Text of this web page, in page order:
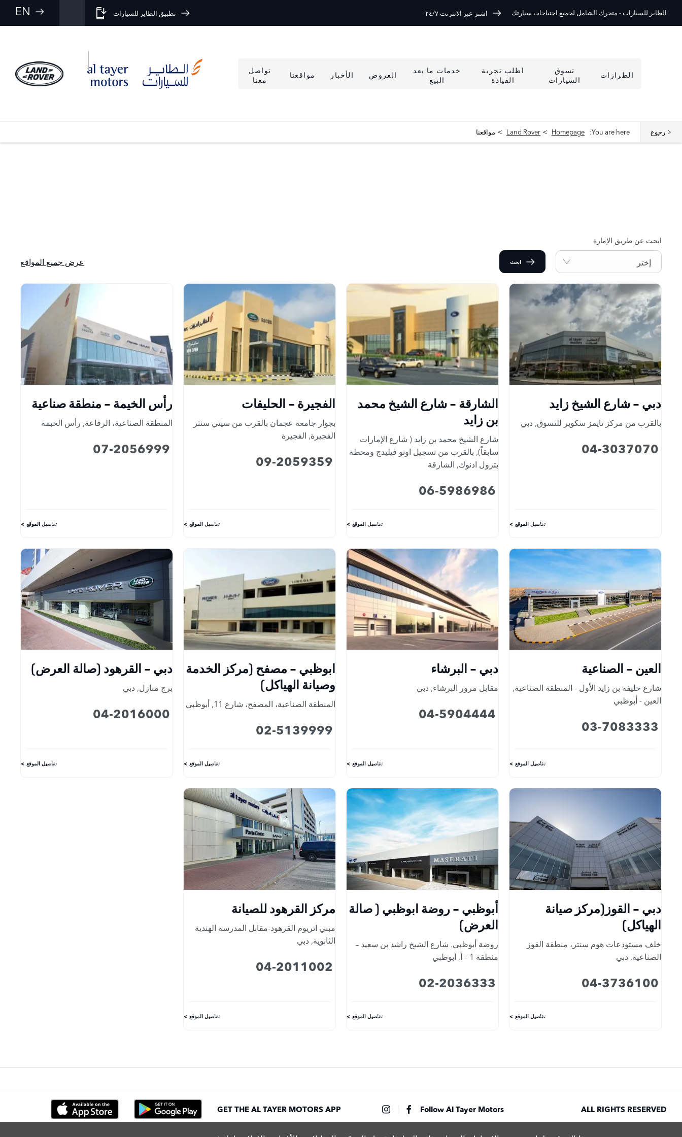
الطاير للسيارات - متجرك الشامل لجميع احتياجات سيارتك اشتر عبر الانترنت ٢٤/٧ EN تطبيق الطاير للسيارات
الطرازات
تسوق
السيارات
اطلب تجربة
القيادة
خدمات ما بعد
البيع
العروض الأخبار مواقعنا
تواصل
معنا
رجوع You are here:
Homepage
>
Land Rover
> مواقعنا
ابحث عن طريق الإمارة
إختر ابحث عرض جميع المواقع
دبي - شارع الشيخ زايد
بالقرب من مركز تايمز سكوير للتسوق, دبي
04-3037070
تفاصيل الموقع
الشارقة - شارع الشيخ محمد
بن زايد
شارع الشيخ محمد بن زايد ( شارع الإمارات
سابقاً), بالقرب من تسجيل اوتو فيليدج ومحطة
بترول ادنوك, الشارقة
06-5986986
تفاصيل الموقع
الفجيرة - الحليفات
بجوار جامعة عجمان بالقرب من سيتي سنتر
الفجيرة, الفجيرة
09-2059359
تفاصيل الموقع
رأس الخيمة - منطقة صناعية
المنطقة الصناعية، الرفاعة, رأس الخبمة
07-2056999
تفاصيل الموقع
العين - الصناعية
شارع خليفة بن زايد الأول - المنطقة الصناعية,
العين - أبوظبي
03-7083333
تفاصيل الموقع
دبي - البرشاء
مقابل مرور البرشاء, دبي
04-5904444
تفاصيل الموقع
ابوظبي - مصفح (مركز الخدمة
وصيانة الهياكل)
المنطقة الصناعية، المصفح، شارع 11 , أبوظبي
02-5139999
تفاصيل الموقع
دبي - القرهود (صالة العرض)
برج منازل, دبي
04-2016000
تفاصيل الموقع
دبي - القوز(مركز صيانة
الهياكل)
خلف مستودعات هوم سنتر، منطقة القوز
الصناعية, دبي
04-3736100
تفاصيل الموقع
أبوظبي - روضة ابوظبي ( صالة
العرض)
روضة أبوظبي. شارع الشيخ راشد بن سعيد –
منطقة 1 – أ
, أبوظبي
02-2036333
تفاصيل الموقع
مركز القرهود للصيانة
مبني اتريوم القرهود-مقابل المدرسة الهندية
الثانوية, دبي
04-2011002
تفاصيل الموقع
ALL RIGHTS RESERVED
Follow Al Tayer Motors
GET THE AL TAYER MOTORS APP